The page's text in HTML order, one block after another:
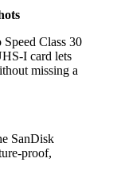
Class 30
I card lets
missing a
SanDisk
proof,